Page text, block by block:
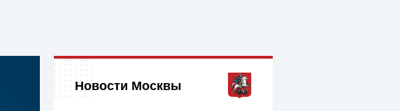
Новости Москвы